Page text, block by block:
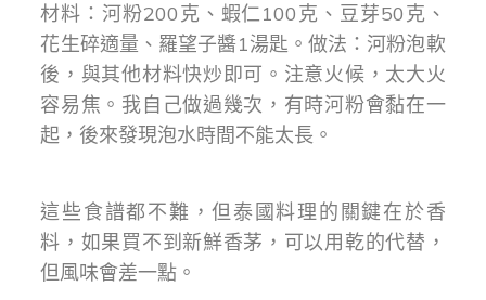
材料：河粉200克、蝦仁100克、豆芽50克、
花生碎適量、羅望子醬1湯匙。做法：河粉泡軟
後，與其他材料快炒即可。注意火候，太大火
容易焦。我自己做過幾次，有時河粉會黏在一
起，後來發現泡水時間不能太長。
這些食譜都不難，但泰國料理的關鍵在於香
料，如果買不到新鮮香茅，可以用乾的代替，
但風味會差一點。